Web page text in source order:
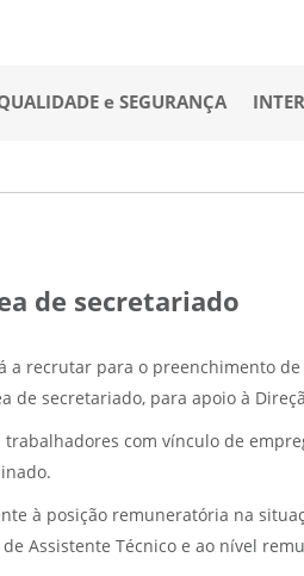
e SEGURANÇA
de secretariado
a recrutar para o preenchimento
de secretariado, para apoio à
com vínculo de
à posição remuneratória na
Assistente Técnico e ao nível